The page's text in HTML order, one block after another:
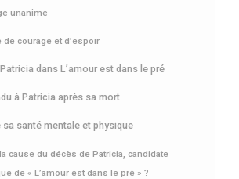
unanime
de courage et d’espoir
dans L’amour est dans le pré
à Patricia après sa mort
sa santé mentale et physique
cause du décès de Patricia, candidate
de « L’amour est dans le pré » ?